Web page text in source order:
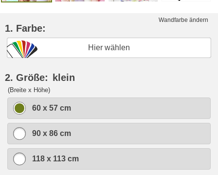
Wandfarbe ändern
1. Farbe:
Hier wählen
2. Größe: klein
(Breite x Höhe)
60 x 57 cm
90 x 86 cm
118 x 113 cm